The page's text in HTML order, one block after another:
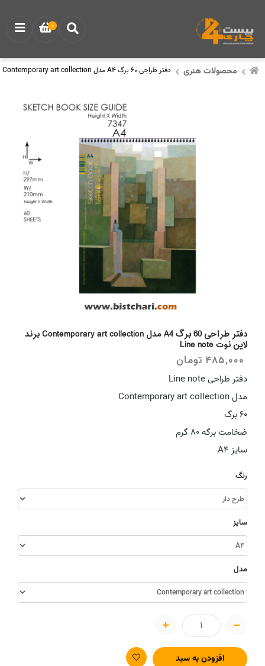
محصولات هنری دفتر طراحی 60 برگ A4 مدل Contemporary art collection برند لاین نوت Line note
دفتر طراحی 60 برگ A4 مدل Contemporary art collection برند
لاین نوت Line note
485,000 تومان
دفتر طراحی Line note
مدل Contemporary art collection
60 برگ
ضخامت برگه 80 گرم
سایز A4
رنگ
سایز
مدل
افزودن به سبد
0